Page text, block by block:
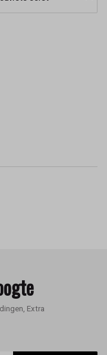
Extra